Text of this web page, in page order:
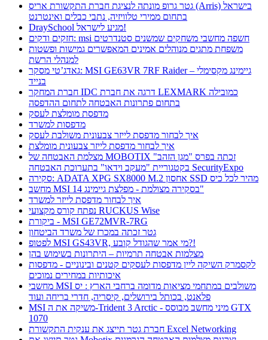
גטר גרופ מונתה לנציגת חברת התקשורת אריס (Arris) בישראל
בתחום ממירי טלוויזיה, נתבי כבלים ואינטרנט
DraySchool מגיע לישראל!
חזקים ודקים: msi חשפה מחשבי משחקים שמשנים סטנדרטים
משפחת מתגים מנוהלים אמינים המאפשרים גמישות ופשטות
למנהלי הרשת
גאדג’טי מסקר: MSI GE63VR 7RF Raider – גיימינג מקסימלי
בנייד
חברת המחקר IDC דרגה את חברת LEXMARK כמובילה
בתחום פתרונות האבטחה לתחום ההדפסה
מדפסת מומלצת לעסק
מדפסות למשרד
איך לבחור מדפסת לייזר צבעונית משולבת לעסק
איך לבחור מדפסת לייזר צבעונית מומלצת
מצלמת האבטחה של MOBOTIX זכתה בפרס "מגן הזהב"
בקטגוריית "מעקב וידאו" בתערוכת האבטחה SecurityExpo
סקירה: ADATA XPG SX8000 M.2 אחסון SSD מהיר לכל כיס
מחשב MSI בסקירה מצולמת - מפלצת גיימינג 14"
איך לבחור מדפסת לייזר למשרד
נפתח קורס מקצועי RUCKUS Wise
ביקורת - MSI GE72MVR-7RG
גטר זכתה במכרז של משרד הביטחון
לפטופ MSI GS43VR, מי אמר שהגודל קובע?!
מצלמות אבטחה תרמיות – היתרונות בשימוש בהן
לקסמרק השיקה ליין מדפסות לעסקים קטנים ובינוניים - מדפסות
איכותיות במחירים נמוכים
מחשבי MSI משולבים במתחמי מציאות מדומה ברחבי הארץ : יס
פלאנט, בכותל בירושלים, קיסריה, חדרי בריחה ועוד
MSI משיקה את ה-Trident 3 Arctic - מיני מחשב מבוסס GTX
1070
חברת גטר תייצג את ענקית התקשורת Excel Networking